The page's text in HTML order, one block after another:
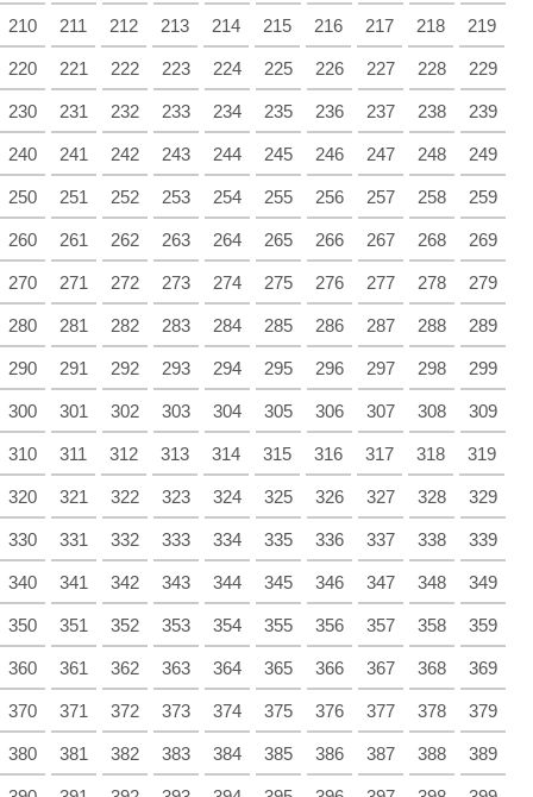
210 211 212 213 214 215 216 217 218 219
220 221 222 223 224 225 226 227 228 229
230 231 232 233 234 235 236 237 238 239
240 241 242 243 244 245 246 247 248 249
250 251 252 253 254 255 256 257 258 259
260 261 262 263 264 265 266 267 268 269
270 271 272 273 274 275 276 277 278 279
280 281 282 283 284 285 286 287 288 289
290 291 292 293 294 295 296 297 298 299
300 301 302 303 304 305 306 307 308 309
310 311 312 313 314 315 316 317 318 319
320 321 322 323 324 325 326 327 328 329
330 331 332 333 334 335 336 337 338 339
340 341 342 343 344 345 346 347 348 349
350 351 352 353 354 355 356 357 358 359
360 361 362 363 364 365 366 367 368 369
370 371 372 373 374 375 376 377 378 379
380 381 382 383 384 385 386 387 388 389